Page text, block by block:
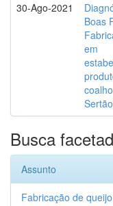
30-Ago-2021
Boas
em
Busca
Assunto
Fabricação de queijo